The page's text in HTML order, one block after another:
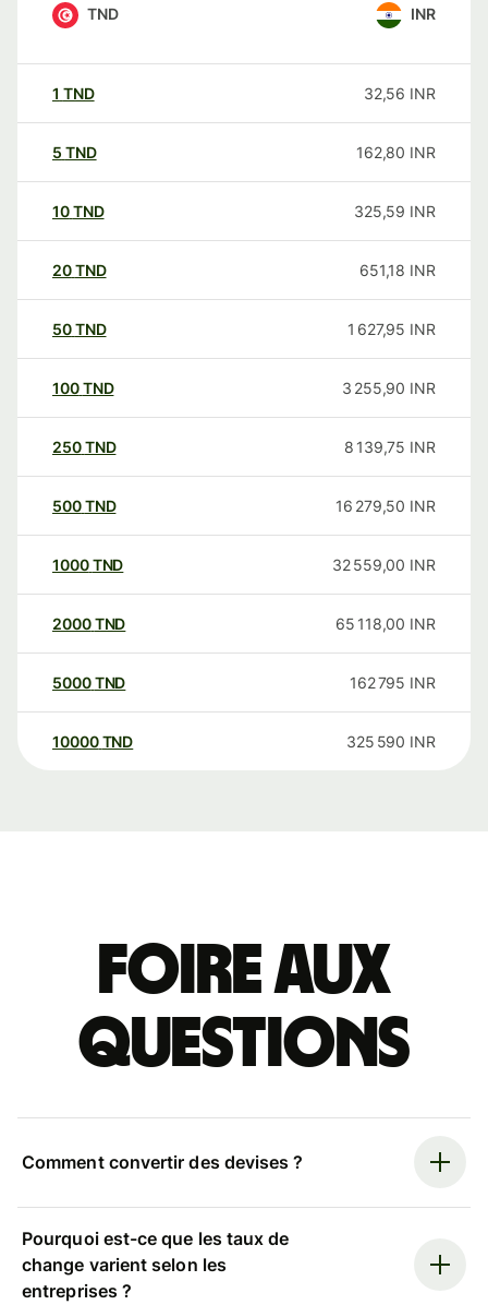
TND INR
1 TND 32,56 INR
5 TND 162,80 INR
10TND 325,59 INR
20TND 651,18 INR
50TND 1 627,95 INR
100TND 3 255,90 INR
250TND 8 139,75 INR
500TND 16 279,50 INR
1000TND 32 559,00 INR
2000TND 65 118,00 INR
5000TND 162 795 INR
10000 TND 325 590 INR
Foire aux
questions
Comment convertir des devises ?
Pourquoi est-ce que les taux de
change varient selon les
entreprises ?